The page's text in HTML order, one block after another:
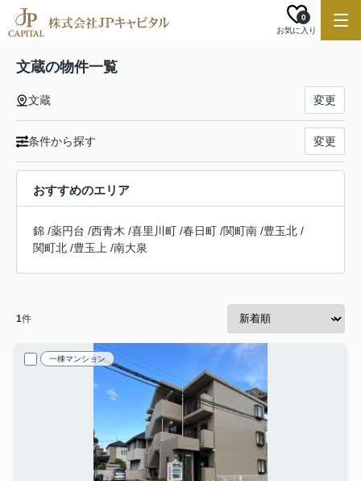
お気に入り
0
文蔵の物件一覧
文蔵 変更
条件から探す 変更
おすすめのエリア
錦 /薬円台 /西青木 /喜里川町 /春日町 /関町南 /豊玉北 /
関町北 /豊玉上 /南大泉
1件
一棟マンション